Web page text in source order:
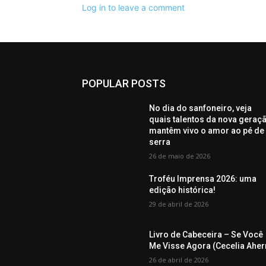
Log in to leave a comment
POPULAR POSTS
No dia do sanfoneiro, veja
quais talentos da nova
mantêm vivo o amor ao pé de
serra
26 de maio de 2026
Troféu Imprensa 2026: uma
edição histórica!
29 de abril de 2026
Livro de Cabeceira – Se Você
Me Visse Agora (Cecelia
26 de abril de 2026